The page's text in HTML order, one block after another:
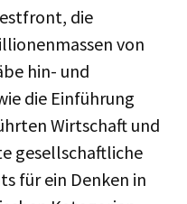
die
von
hin- und
die Einführung
Wirtschaft und
gesellschaftliche
für ein Denken in